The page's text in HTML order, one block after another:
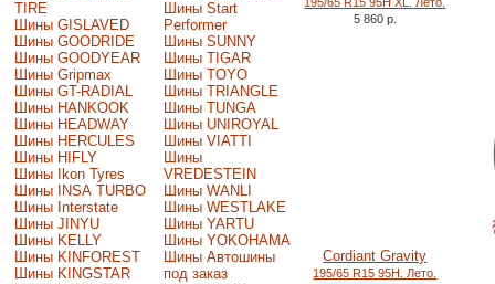
TIRE
Шины GISLAVED
Шины GOODRIDE
Шины GOODYEAR
Шины Gripmax
Шины GT-RADIAL
Шины HANKOOK
Шины HEADWAY
Шины HERCULES
Шины HIFLY
Шины Ikon Tyres
Шины INSA TURBO
Шины Interstate
Шины JINYU
Шины KELLY
Шины KINFOREST
Шины KINGSTAR
Шины Start
Performer
Шины SUNNY
Шины TIGAR
Шины TOYO
Шины TRIANGLE
Шины TUNGA
Шины UNIROYAL
Шины VIATTI
Шины
VREDESTEIN
Шины WANLI
Шины WESTLAKE
Шины YARTU
Шины YOKOHAMA
Шины Автошины
под заказ
5 860 р.
Cordiant Gravity
195/65 R15 95H. Лето.